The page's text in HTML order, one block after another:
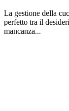
La gestione della
perfetto tra il
mancanza...